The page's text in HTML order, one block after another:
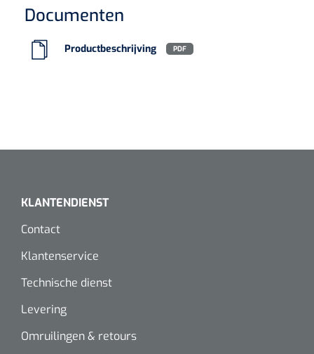
Documenten
Productbeschrijving PDF
KLANTENDIENST
Contact
Klantenservice
Technische dienst
Levering
Omruilingen & retours